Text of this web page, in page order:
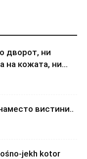
дворот, ни
на кожата, ни...
вистини..
jekh kotor